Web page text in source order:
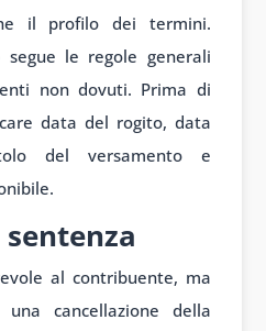
il profilo dei termini.
segue le regole generali
non dovuti. Prima di
data del rogito, data
del versamento e
al contribuente, ma
cancellazione della